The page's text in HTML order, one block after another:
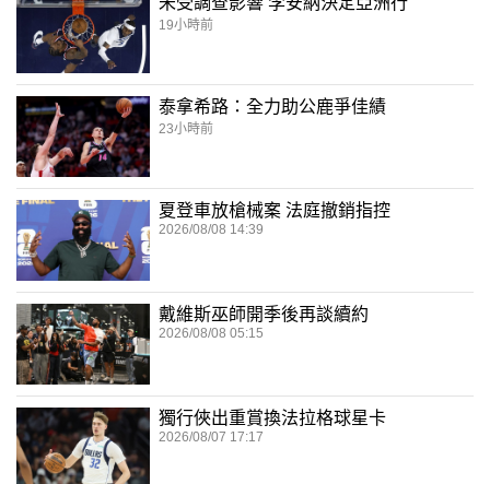
19小時前
泰拿希路：全力助公鹿爭佳績
23小時前
夏登車放槍械案 法庭撤銷指控
2026/08/08 14:39
戴維斯巫師開季後再談續約
2026/08/08 05:15
獨行俠出重賞換法拉格球星卡
2026/08/07 17:17